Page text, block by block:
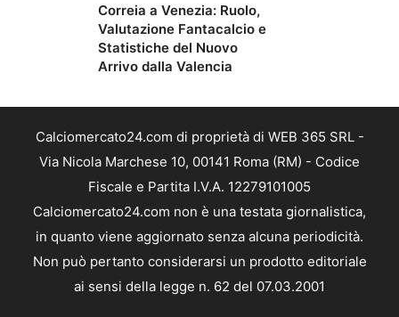
Correia a Venezia: Ruolo,
Valutazione Fantacalcio e
Statistiche del Nuovo
Arrivo dalla Valencia
Calciomercato24.com di proprietà di WEB 365 SRL -
Via Nicola Marchese 10, 00141 Roma (RM) - Codice
Fiscale e Partita I.V.A. 12279101005
Calciomercato24.com non è una testata giornalistica,
in quanto viene aggiornato senza alcuna periodicità.
Non può pertanto considerarsi un prodotto editoriale
ai sensi della legge n. 62 del 07.03.2001